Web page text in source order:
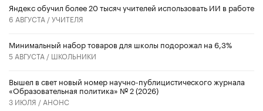
​Яндекс обучил более 20 тысяч учителей использовать ИИ в работе
6 АВГУСТА /УЧИТЕЛЯ
Минимальный набор товаров для школы подорожал на 6,3%
5 АВГУСТА / ШКОЛЬНИКИ
Вышел в свет новый номер научно-публицистического журнала
«Образовательная политика» № 2 (2026)
3 ИЮЛЯ / АНОНС